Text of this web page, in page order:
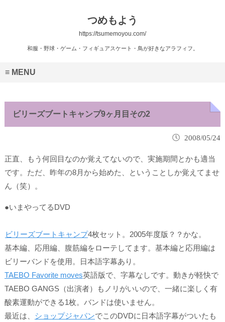
つめもよう
https://tsumemoyou.com/
和服・野球・ゲーム・フィギュアスケート・鳥が好きなアラフィフ。
MENU
ビリーズブートキャンプ9ヶ月目その2
2008/05/24
正直、もう何回目なのか覚えてないので、実施期間とかも適当
です。ただ、昨年の8月から始めた、ということしか覚えてませ
ん（笑）。
●いまやってるDVD
ビリーズブートキャンプ4枚セット。2005年度版？？かな。
基本編、応用編、腹筋編をローテしてます。基本編と応用編は
ビリーバンドを使用。日本語字幕あり。
TAEBO Favorite moves英語版で、字幕なしです。動きが軽快で
TAEBO GANGS（出演者）もノリがいいので、一緒に楽しく有
酸素運動ができる1枚。バンドは使いません。
最近は、 ショップジャパンでこのDVDに日本語字幕がついたも